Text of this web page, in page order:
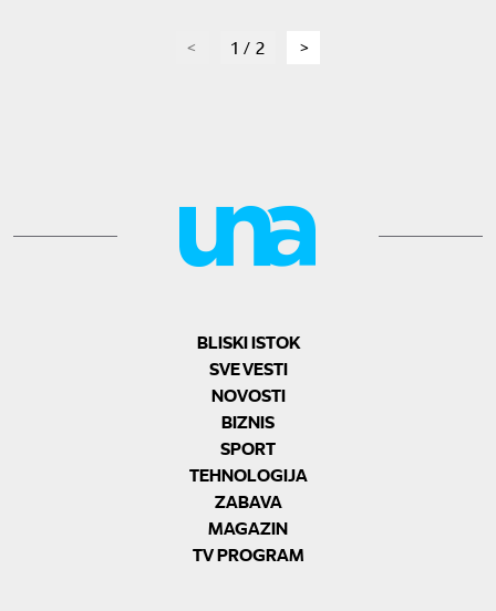
page1 / 2 page
BLISKI ISTOK
SVE VESTI
NOVOSTI
BIZNIS
SPORT
TEHNOLOGIJA
ZABAVA
MAGAZIN
TV PROGRAM